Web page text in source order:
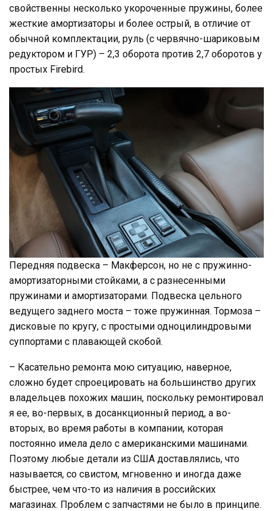
свойственны несколько укороченные пружины, более
жесткие амортизаторы и более острый, в отличие от
обычной комплектации, руль (с червячно-шариковым
редуктором и ГУР) – 2,3 оборота против 2,7 оборотов у
простых Firebird.
Передняя подвеска – Макферсон, но не с пружинно-
амортизаторными стойками, а с разнесенными
пружинами и амортизаторами. Подвеска цельного
ведущего заднего моста – тоже пружинная. Тормоза –
дисковые по кругу, с простыми одноцилиндровыми
суппортами с плавающей скобой.
– Касательно ремонта мою ситуацию, наверное,
сложно будет спроецировать на большинство других
владельцев похожих машин, поскольку ремонтировал
я ее, во-первых, в досанкционный период, а во-
вторых, во время работы в компании, которая
постоянно имела дело с американскими машинами.
Поэтому любые детали из США доставлялись, что
называется, со свистом, мгновенно и иногда даже
быстрее, чем что-то из наличия в российских
магазинах. Проблем с запчастями не было в принципе.